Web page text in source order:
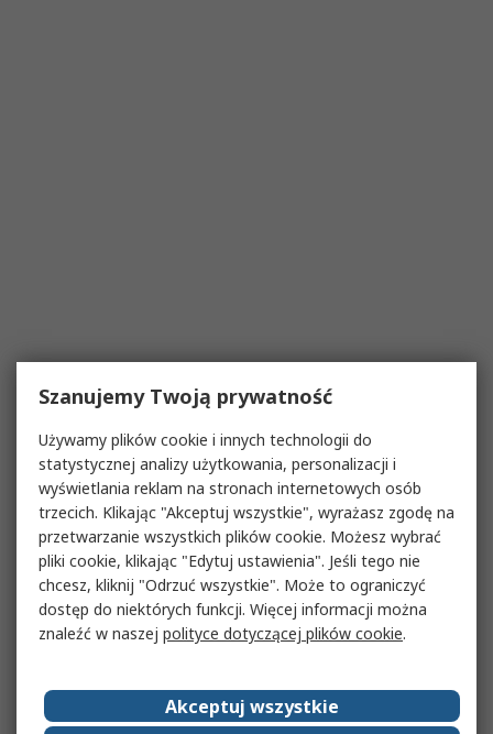
Szanujemy Twoją prywatność
Używamy plików cookie i innych technologii do
statystycznej analizy użytkowania, personalizacji i
wyświetlania reklam na stronach internetowych osób
trzecich. Klikając "Akceptuj wszystkie", wyrażasz zgodę na
przetwarzanie wszystkich plików cookie. Możesz wybrać
pliki cookie, klikając "Edytuj ustawienia". Jeśli tego nie
chcesz, kliknij "Odrzuć wszystkie". Może to ograniczyć
dostęp do niektórych funkcji. Więcej informacji można
znaleźć w naszej polityce dotyczącej plików cookie.
Akceptuj wszystkie